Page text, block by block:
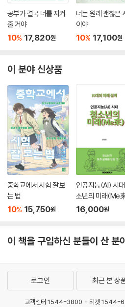
이 인기를 끌면서 고전 산문에 대한 관심
읽기에는 버거운 부분들이 많다. 한자로 쓰
에 충실함’을 강조하다 보니 어른이 읽기
랫동안 실학자와 고전 산문을 연구해 온
도 이해할 수 있는 문장으로 다듬은 것이
산문만 쭉 이어지면 지루할 수 있다. 또 산
풍부하게 이해할 수 있고, 산문에 대한 전
를 손쉽게 알아차릴 수 있다. 작가 설흔은
미난 해설로 고전 산문의 세계에 빠져들 수
통해》는 2017년 《고전 산문에 빠져 봐》
게 만들어 냈다. 고전 명문을 읽으면서 얽
있을 것이다. 서툴고 어렵지만, 좋은 관계
있는 좋은 문장들을 만날 수 있을 것이다.
공부가 결국 너를 지켜
줄 거야
10% 17,820원
너는 원래 괜찮은
이야
10% 17,100원
이 분야 신상품
중학교에서 시험 잘 보
는 법
10% 15,750원
인공지능(AI) 시
소년의 미래(Me
16,000원
이 책을 구입하신 분들이 산 분
로그인 최근 본 상
고객센터 1544-3800 티켓 1544-